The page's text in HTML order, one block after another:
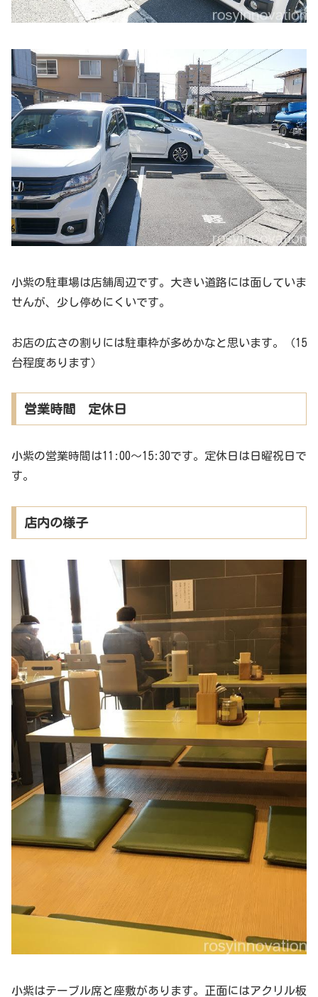
小紫の駐車場は店舗周辺です。大きい道路には面していま
せんが、少し停めにくいです。
お店の広さの割りには駐車枠が多めかなと思います。（15
台程度あります）
営業時間 定休日
小紫の営業時間は11:00～15:30です。定休日は日曜祝日で
す。
店内の様子
小紫はテーブル席と座敷があります。正面にはアクリル板